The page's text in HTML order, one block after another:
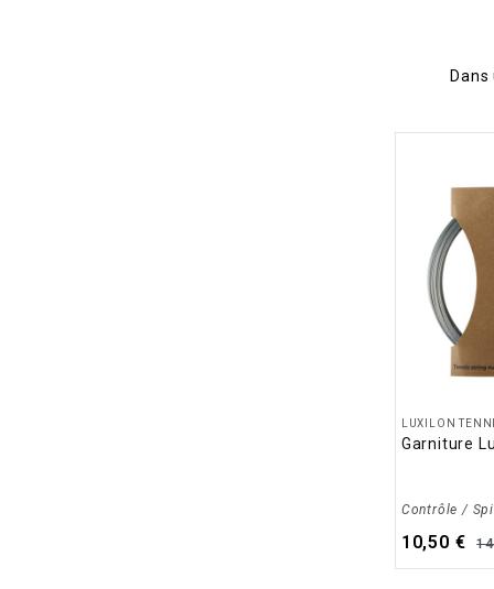
LUXILON
Garniture
Contrôle /
10,50 €